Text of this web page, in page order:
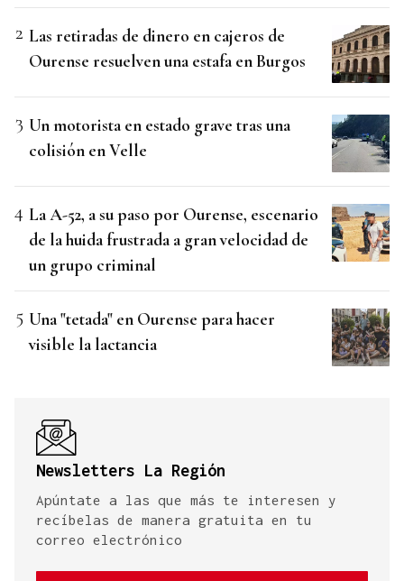
Las retiradas de dinero en cajeros de
Ourense resuelven una estafa en Burgos
Un motorista en estado grave tras una
colisión en Velle
La A-52, a su paso por Ourense, escenario
de la huida frustrada a gran velocidad de
un grupo criminal
Una "tetada" en Ourense para hacer
visible la lactancia
Newsletters La Región
Apúntate a las que más te interesen y
recíbelas de manera gratuita en tu
correo electrónico